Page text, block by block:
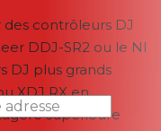
contrôleurs DJ
DDJ-SR2 ou le NI
DJ plus grands
XDJ RX en
supérieure